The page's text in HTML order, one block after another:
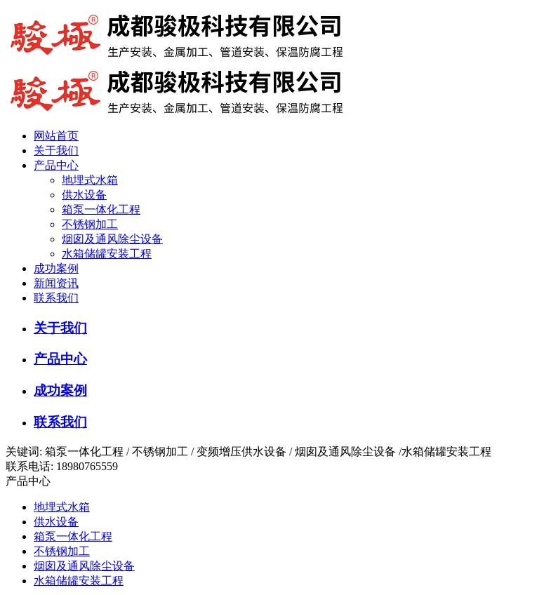
网站首页
关于我们
产品中心
地埋式水箱
供水设备
箱泵一体化工程
不锈钢加工
烟囱及通风除尘设备
水箱储罐安装工程
成功案例
新闻资讯
联系我们
关于我们
产品中心
成功案例
联系我们
关键词: 箱泵一体化工程 / 不锈钢加工 / 变频增压供水设备 / 烟囱及通风除尘设备 /水箱储罐安装工程
联系电话: 18980765559
产品中心
地埋式水箱
供水设备
箱泵一体化工程
不锈钢加工
烟囱及通风除尘设备
水箱储罐安装工程